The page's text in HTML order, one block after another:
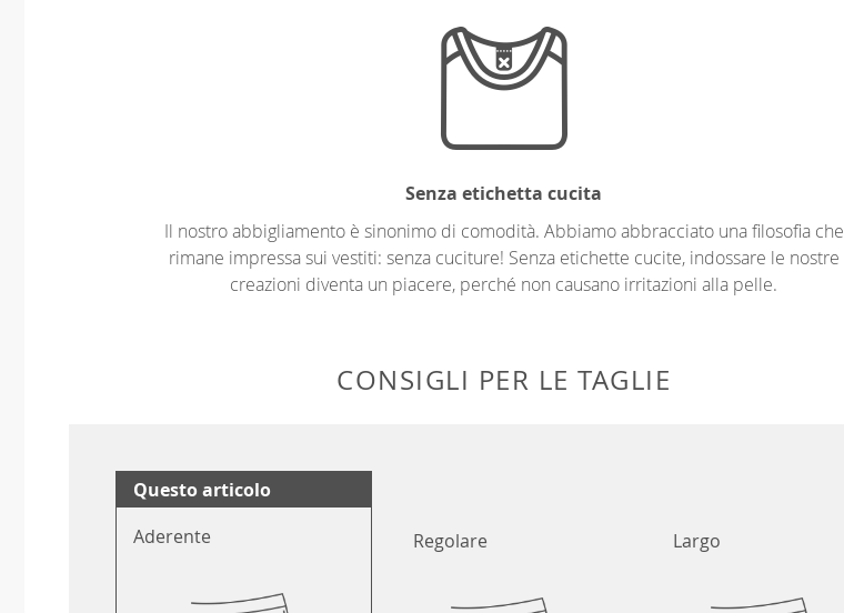
Senza etichetta cucita
Il nostro abbigliamento è sinonimo di comodità. Abbiamo abbracciato una filosofia che
rimane impressa sui vestiti: senza cuciture! Senza etichette cucite, indossare le nostre
creazioni diventa un piacere, perché non causano irritazioni alla pelle.
CONSIGLI PER LE TAGLIE
Questo articolo
Aderente
Regolare Largo